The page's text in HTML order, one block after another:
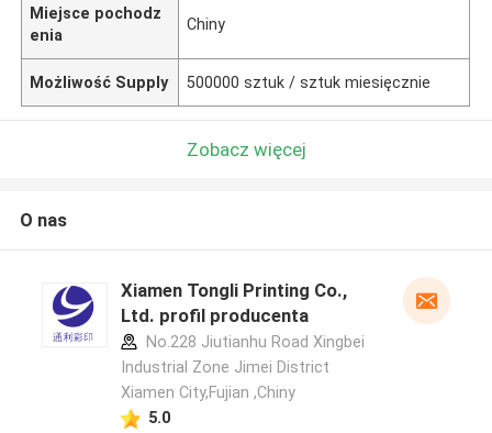
Miejsce pochodz
enia
Chiny
Możliwość Supply 500000 sztuk / sztuk miesięcznie
Zobacz więcej
O nas
Xiamen Tongli Printing Co.,
Ltd. profil producenta
No.228 Jiutianhu Road Xingbei
Industrial Zone Jimei District
Xiamen City,Fujian ,Chiny
5.0